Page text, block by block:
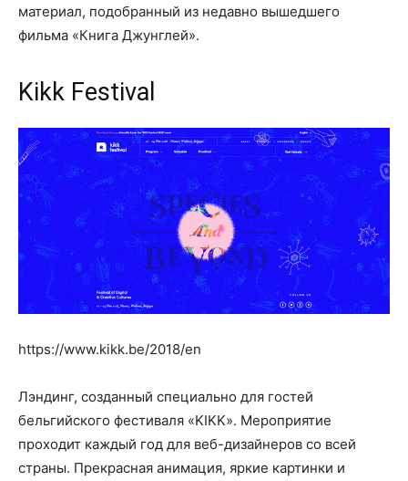
материал, подобранный из недавно вышедшего
фильма «Книга Джунглей».
Kikk Festival
https://www.kikk.be/2018/en
Лэндинг, созданный специально для гостей
бельгийского фестиваля «KIKK». Мероприятие
проходит каждый год для веб-дизайнеров со всей
страны. Прекрасная анимация, яркие картинки и